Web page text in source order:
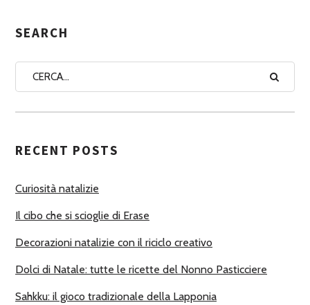
G
A
U
O
I
SEARCH
RECENT POSTS
Curiosità natalizie
Il cibo che si scioglie di Erase
Decorazioni natalizie con il riciclo creativo
Dolci di Natale: tutte le ricette del Nonno Pasticciere
Sahkku: il gioco tradizionale della Lapponia